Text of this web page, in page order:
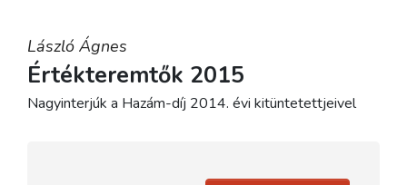
László Ágnes
Értékteremtők 2015
Nagyinterjúk a Hazám-díj 2014. évi kitüntetettjeivel